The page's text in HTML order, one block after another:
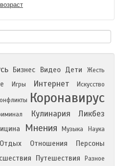
Бизнес Видео Дети
Жесть
Игры Интернет Искусство
Коронавирус
Кулинария Ликбез
Мнения Музыка Наука
Отдых Отношения Персоны
Путешествия
Разное